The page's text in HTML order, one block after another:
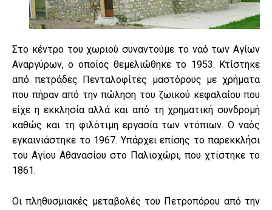
Στο κέντρο του χωριού συναντούμε το ναό των Αγίων
Αναργύρων, ο οποίος θεμελιώθηκε το 1953. Κτίστηκε
από πετράδες Πενταλοφίτες μαστόρους με χρήματα
που πήραν από την πώληση του ζωικού κεφαλαίου που
είχε η εκκλησία αλλά και από τη χρηματική συνδρομή
καθώς και τη φιλότιμη εργασία των ντόπιων. Ο ναός
εγκαινιάστηκε το 1967. Υπάρχει επίσης το παρεκκλήσι
του Αγίου Αθανασίου στο Παλιοχώρι, που χτίστηκε το
1861.
Οι πληθυσμιακές μεταβολές του Πετροπόρου από την